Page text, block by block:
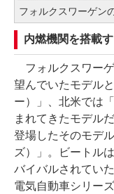
フォルクスワーゲン
内燃機関を搭載
フォルクスワー
望んでいたモデル
ー）」、北米では
まれてきたモデル
登場したそのモデ
ズ）」。ビートル
バイバルされてい
電気自動車シリー